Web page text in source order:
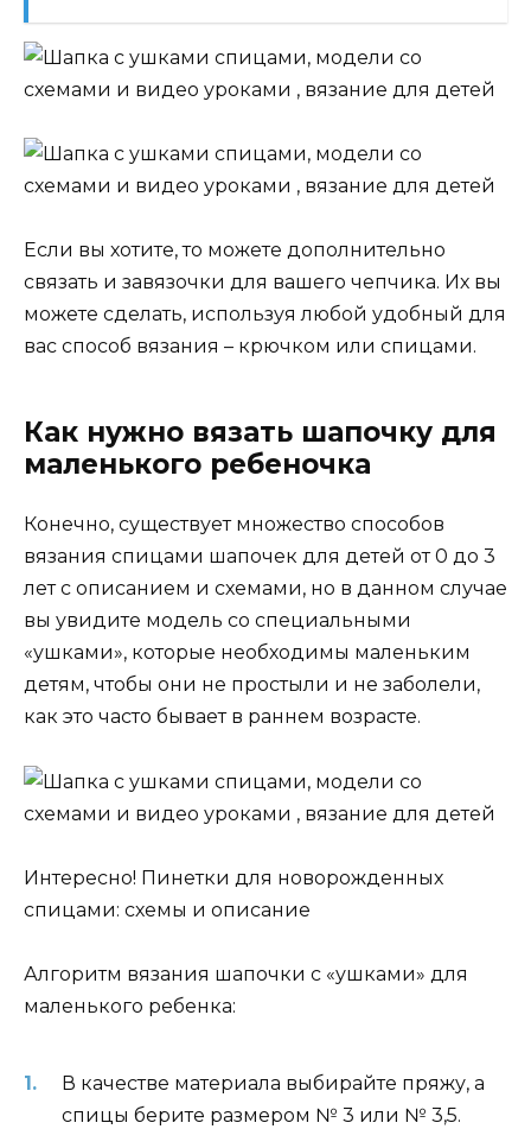
Если вы хотите, то можете дополнительно
связать и завязочки для вашего чепчика. Их вы
можете сделать, используя любой удобный для
вас способ вязания – крючком или спицами.
Как нужно вязать шапочку для
маленького ребеночка
Конечно, существует множество способов
вязания спицами шапочек для детей от 0 до 3
лет с описанием и схемами, но в данном случае
вы увидите модель со специальными
«ушками», которые необходимы маленьким
детям, чтобы они не простыли и не заболели,
как это часто бывает в раннем возрасте.
Интересно! Пинетки для новорожденных
спицами: схемы и описание
Алгоритм вязания шапочки с «ушками» для
маленького ребенка:
В качестве материала выбирайте пряжу, а
спицы берите размером № 3 или № 3,5.